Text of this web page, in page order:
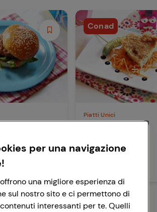
Conad
Piatti Unici
per una navigazione
una migliore esperienza di
sul nostro sito e ci permettono di
interessanti per te. Quelli